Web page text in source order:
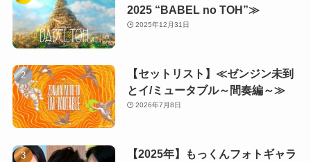
2025 “BABEL no TOH”≫
2025年12月31日
【セットリスト】≪ゼンジン未到
とイ/ミュータブル～間奏編～≫
2026年7月8日
【2025年】もっくんフォトギャラ